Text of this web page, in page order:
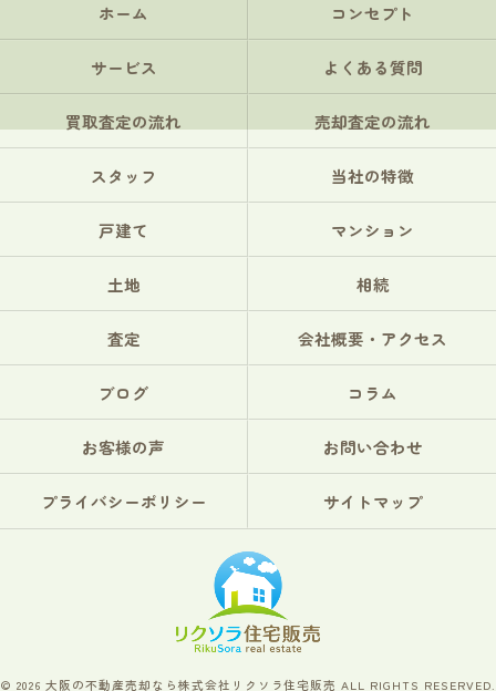
ホーム コンセプト
サービス よくある質問
買取査定の流れ 売却査定の流れ
スタッフ 当社の特徴
戸建て マンション
土地 相続
査定 会社概要・アクセス
ブログ コラム
お客様の声 お問い合わせ
プライバシーポリシー サイトマップ
© 2026 大阪の不動産売却なら株式会社リクソラ住宅販売 ALL RIGHTS RESERVED.